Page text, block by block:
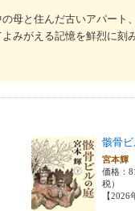
母と住んだ古いアパート
みがえる記憶を鮮烈に刻
骸骨
宮本輝
価格：
税）
【2026